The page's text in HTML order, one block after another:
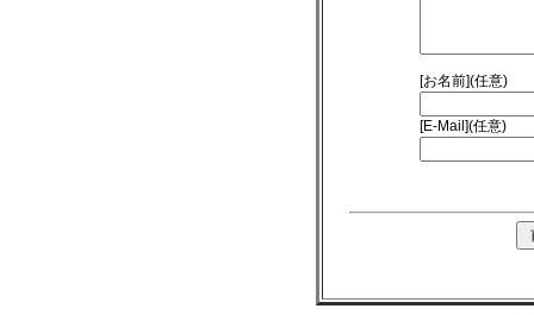
[お名前](任意)
[E-Mail](任意)